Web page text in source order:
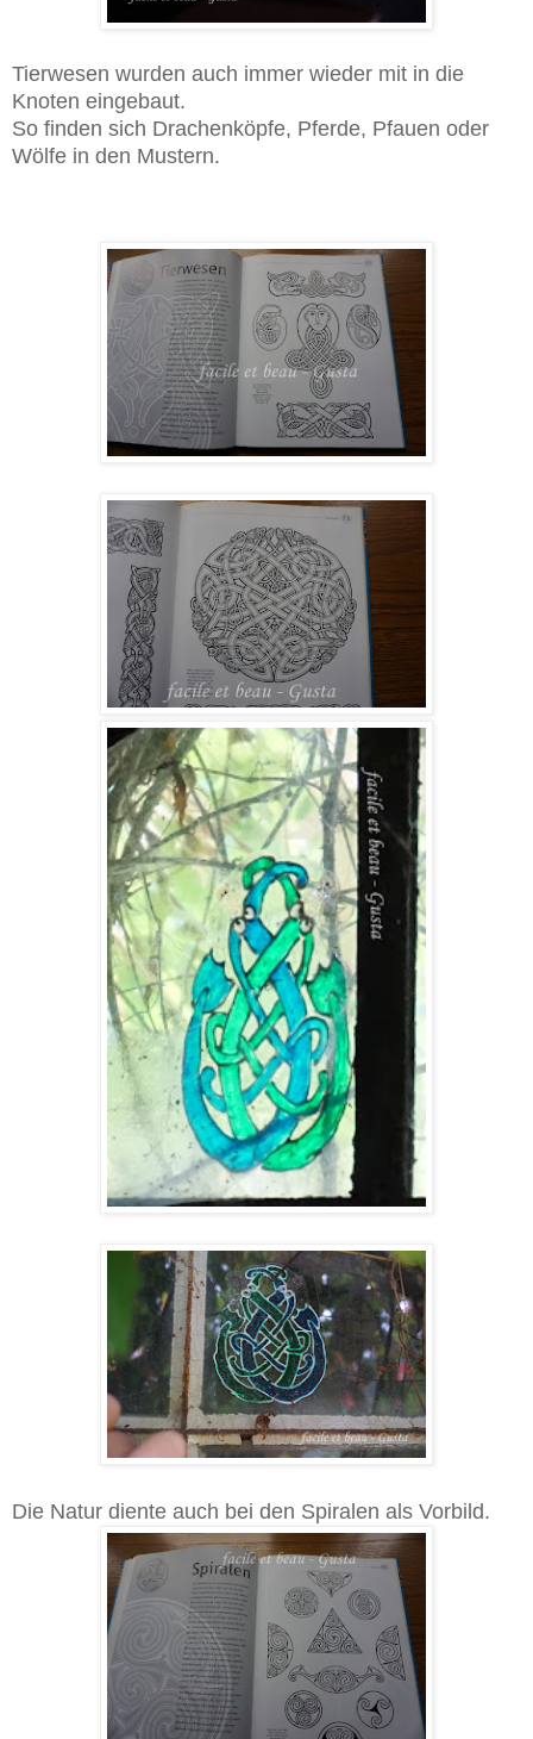
Tierwesen wurden auch immer wieder mit in die
Knoten eingebaut.
So finden sich Drachenköpfe, Pferde, Pfauen oder
Wölfe in den Mustern.
Die Natur diente auch bei den Spiralen als Vorbild.